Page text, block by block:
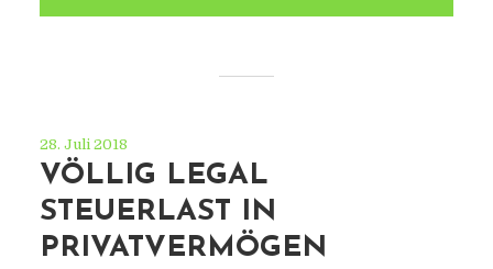
28. Juli 2018
VÖLLIG LEGAL
STEUERLAST IN
PRIVATVERMÖGEN